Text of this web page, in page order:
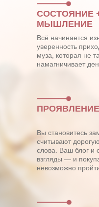
СОСТОЯНИЕ
МЫШЛЕНИЕ
Всё начинается
уверенность
муза, которая не
намагничивает
ПРОЯВЛЕНИЕ
Вы становитесь
считывают
слова. Ваш блог и
взгляды — и
невозможно